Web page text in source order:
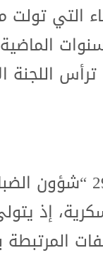
التي تولت
ترأس
ارتبط اسم علي يونس
إذ